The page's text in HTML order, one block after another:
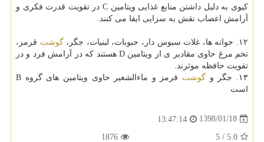
كیوی به دلیل داشتن منابع غذایی ویتامین C در تقویت قدرت فكری و
آرامش اعصاب نقش به سزایی ایفا می كنند.
۱۲. جوانه ها، غلات سبوس دار، حبوبات، لبنیات، جگر، گوشت قرمز،
تخم مرغ حاوی مقادیر ی از ویتامین D هستند كه در آرامش فرد و در
تقویت حافظه موثرند.
۱۳. جگر و
گوشت
قرمز و ماءالشعیر حاوی ویتامین های گروه B
است
1398/01/18
13:47:14
5.0
/
5
1876